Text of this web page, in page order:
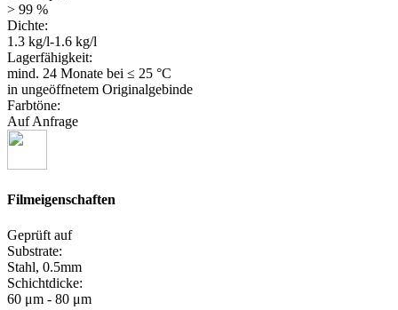
> 99 %
Dichte:
1.3 kg/l-1.6 kg/l
Lagerfähigkeit:
mind. 24 Monate bei ≤ 25 °C
in ungeöffnetem Originalgebinde
Farbtöne:
Auf Anfrage
Filmeigenschaften
Geprüft auf
Substrate:
Stahl, 0.5mm
Schichtdicke:
60 μm - 80 μm